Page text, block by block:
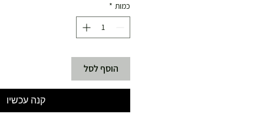
כמות *
הוסף לסל
קנה עכשיו